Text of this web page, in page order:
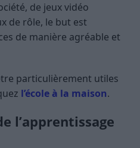
de jeux vidéo
de rôle, le but est
de manière agréable et
particulièrement utiles
l’école à la maison.
l’apprentissage